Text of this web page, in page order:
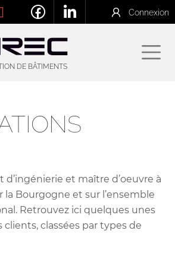
Connexion
DE BÂTIMENTS
d’ingénierie et maître d’oeuvre à
la Bourgogne et sur l’ensemble
Retrouvez ici quelques unes
clients, classées par types de